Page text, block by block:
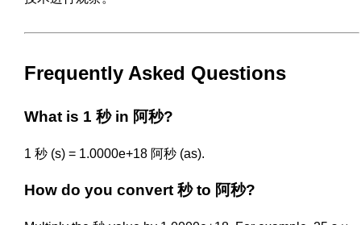
Frequently Asked Questions
What is 1 秒 in 阿秒?
1 秒 (s) = 1.0000e+18 阿秒 (as).
How do you convert 秒 to 阿秒?